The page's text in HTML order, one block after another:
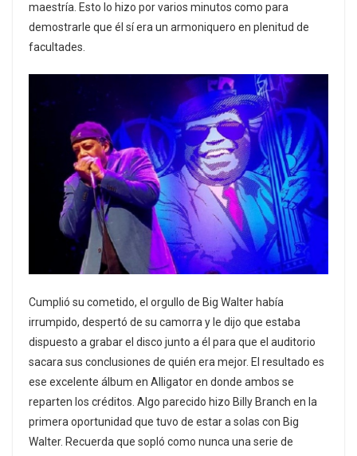
maestría. Esto lo hizo por varios minutos como para
demostrarle que él sí era un armoniquero en plenitud de
facultades.
Cumplió su cometido, el orgullo de Big Walter había
irrumpido, despertó de su camorra y le dijo que estaba
dispuesto a grabar el disco junto a él para que el auditorio
sacara sus conclusiones de quién era mejor. El resultado es
ese excelente álbum en Alligator en donde ambos se
reparten los créditos. Algo parecido hizo Billy Branch en la
primera oportunidad que tuvo de estar a solas con Big
Walter. Recuerda que sopló como nunca una serie de